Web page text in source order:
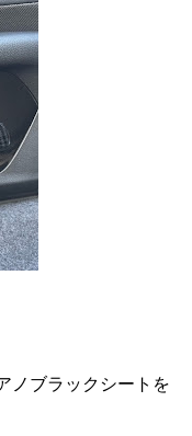
ノブラックシートを